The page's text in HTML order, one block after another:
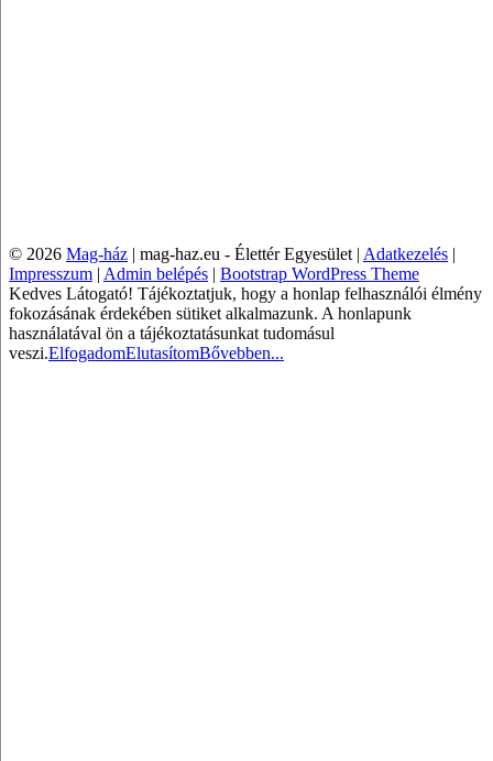
© 2026 Mag-ház | mag-haz.eu - Élettér Egyesület | Adatkezelés |
Impresszum | Admin belépés | Bootstrap WordPress Theme
Kedves Látogató! Tájékoztatjuk, hogy a honlap felhasználói élmény
fokozásának érdekében sütiket alkalmazunk. A honlapunk
használatával ön a tájékoztatásunkat tudomásul
veszi.ElfogadomElutasítomBővebben...